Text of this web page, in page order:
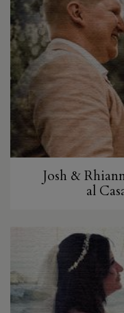
Josh &
al